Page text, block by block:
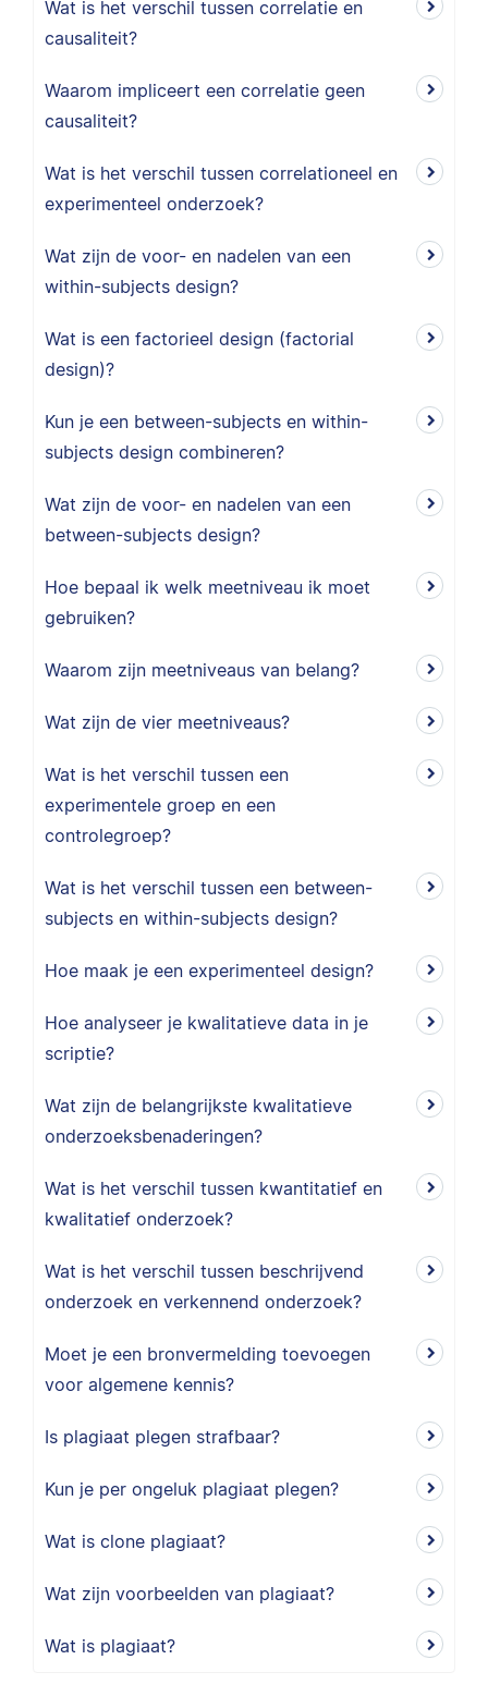
Wat is het verschil tussen correlatie en
causaliteit?
Waarom impliceert een correlatie geen
causaliteit?
Wat is het verschil tussen correlationeel en
experimenteel onderzoek?
Wat zijn de voor- en nadelen van een
within-subjects design?
Wat is een factorieel design (factorial
design)?
Kun je een between-subjects en within-
subjects design combineren?
Wat zijn de voor- en nadelen van een
between-subjects design?
Hoe bepaal ik welk meetniveau ik moet
gebruiken?
Waarom zijn meetniveaus van belang?
Wat zijn de vier meetniveaus?
Wat is het verschil tussen een
experimentele groep en een
controlegroep?
Wat is het verschil tussen een between-
subjects en within-subjects design?
Hoe maak je een experimenteel design?
Hoe analyseer je kwalitatieve data in je
scriptie?
Wat zijn de belangrijkste kwalitatieve
onderzoeksbenaderingen?
Wat is het verschil tussen kwantitatief en
kwalitatief onderzoek?
Wat is het verschil tussen beschrijvend
onderzoek en verkennend onderzoek?
Moet je een bronvermelding toevoegen
voor algemene kennis?
Is plagiaat plegen strafbaar?
Kun je per ongeluk plagiaat plegen?
Wat is clone plagiaat?
Wat zijn voorbeelden van plagiaat?
Wat is plagiaat?